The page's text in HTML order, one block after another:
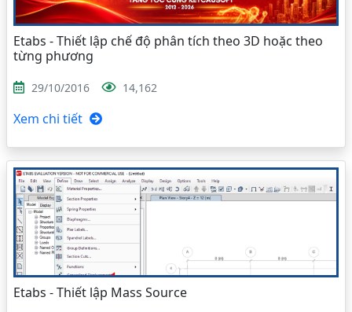
Etabs - Thiết lập chế độ phân tích theo 3D hoặc theo
từng phương
29/10/2016 14,162
Xem chi tiết
Etabs - Thiết lập Mass Source